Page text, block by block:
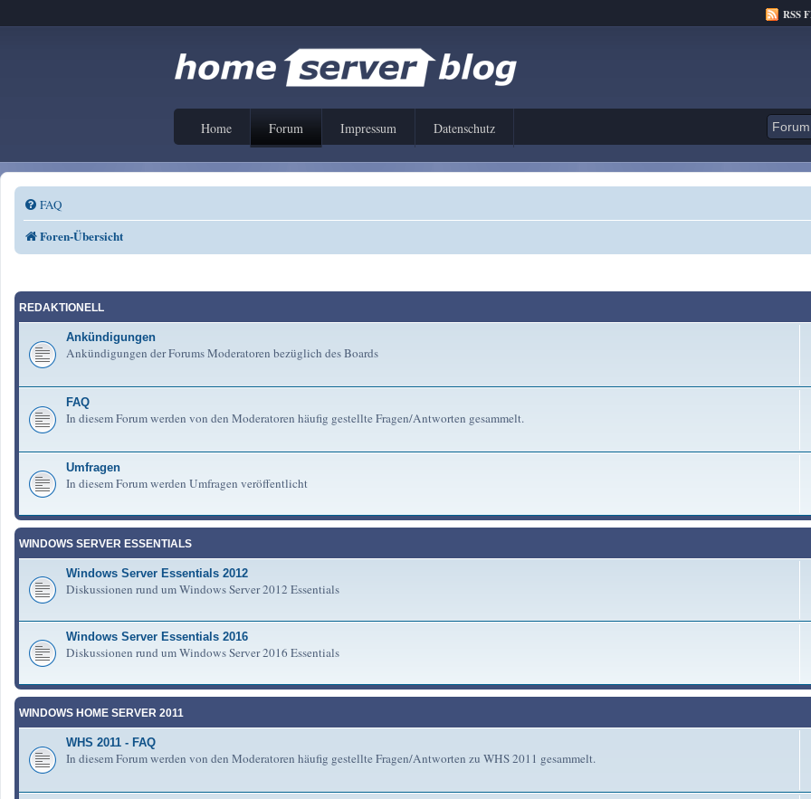
RSS
Home Forum Impressum Datenschutz
FAQ
Foren-Übersicht
REDAKTIONELL
Ankündigungen
Ankündigungen der Forums Moderatoren bezüglich des Boards
FAQ
In diesem Forum werden von den Moderatoren häufig gestellte Fragen/Antworten gesammelt.
Umfragen
In diesem Forum werden Umfragen veröffentlicht
WINDOWS SERVER ESSENTIALS
Windows Server Essentials 2012
Diskussionen rund um Windows Server 2012 Essentials
Windows Server Essentials 2016
Diskussionen rund um Windows Server 2016 Essentials
WINDOWS HOME SERVER 2011
WHS 2011 - FAQ
In diesem Forum werden von den Moderatoren häufig gestellte Fragen/Antworten zu WHS 2011 gesammelt.